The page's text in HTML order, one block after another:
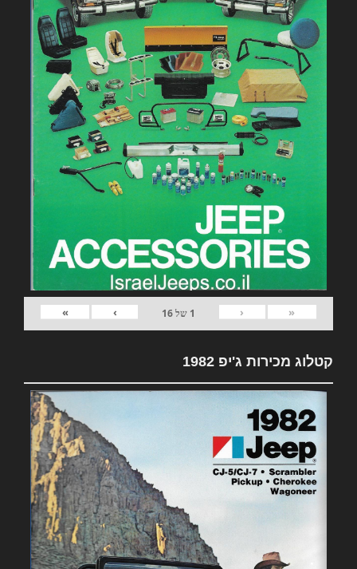
«
‹
1 של16
›
»
קטלוג מכירות ג'יפ 1982